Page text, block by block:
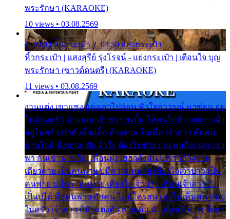
พระรักษา (KARAOKE)
10 views • 03.08.2569
1. 00:00 หิ้วกระเป๋า 2. 03:30 แย่งกระเป๋า
หิ้วกระเป๋า | แสงสุรีย์ รุ่งโรจน์ - แย่งกระเป๋า | เตือนใจ บุญ
พระรักษา (ซาวด์ดนตรี) (KARAOKE)
11 views • 03.08.2569
งานแต่ง เขาแซง แย่งเอาไปก่อน หัวใจอาวรณ์ มาซ่อน อยู่
ในห้องครัว ข้างนอกเจ้าสาว ส่งยิ้ม ให้คนไปทั่ว แต่เรา เฝ้า
อยู่ในครัว ทำตัวเป็นเด็ก ล้างจาน ในเมื่อ เจ้าสาว คือคน
บ้านใกล้ พึ่งพาอาศัย จำใจ ต้องไปช่วยงาน พอถึงเวลา เขา
พา กันเข้าพาขวัญ เพื่อนฝูง เฮฮาดังลั่น แต่เราล้างจาน
เดียวดาย เป็นคนพ่าย บ่มีความหมาย เคียงใจเจ้าบ่าว เป็น
คนพ่าย บ่มีความหมาย เคียงใจเจ้าบ่าว เพื่อนเจ้าสาว ยัง
เป็นบ่ได้ คือคนพ่าย ฮักคน ไม่มีใครสน เขาไม่เห็นคน ที่อยู่
ในครัว เจ้าสาว ก็มัวแต่งตัว สวยเด่น นั่งเคียงเจ้าบ่าว ที่เขา